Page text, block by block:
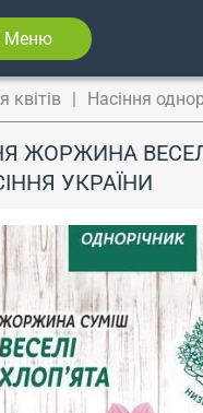
Меню
квітів Насіння
ЖОРЖИНА
УКРАЇНИ